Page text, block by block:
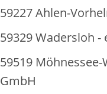
59227 Ahlen-
59329 Wadersloh
59519
GmbH